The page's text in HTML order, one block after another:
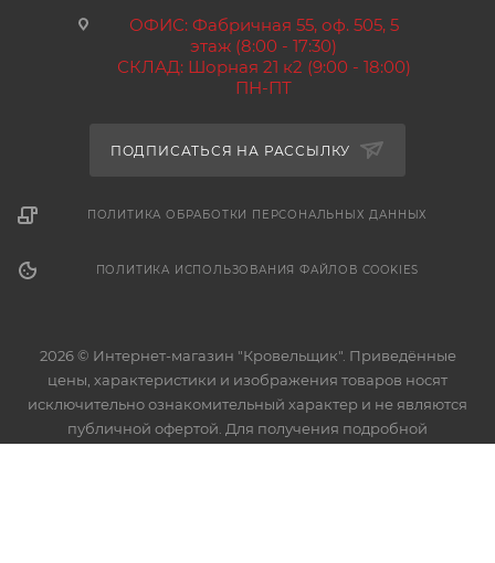
ОФИС: Фабричная 55, оф. 505, 5
этаж (8:00 - 17:30)
СКЛАД: Шорная 21 к2 (9:00 - 18:00)
ПН-ПТ
ПОДПИСАТЬСЯ НА РАССЫЛКУ
ПОЛИТИКА ОБРАБОТКИ ПЕРСОНАЛЬНЫХ ДАННЫХ
ПОЛИТИКА ИСПОЛЬЗОВАНИЯ ФАЙЛОВ COOKIES
2026 © Интернет-магазин "Кровельщик". Приведённые
цены, характеристики и изображения товаров носят
исключительно ознакомительный характер и не являются
публичной офертой. Для получения подробной